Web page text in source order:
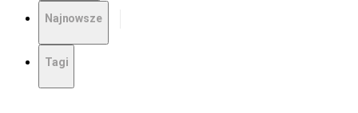
Najnowsze
Tagi